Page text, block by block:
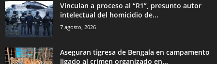
Vinculan a proceso al “R1”, presunto autor
intelectual del homicidio de...
7 agosto, 2026
Aseguran tigresa de Bengala en campamento
ligado al crimen organizado en...